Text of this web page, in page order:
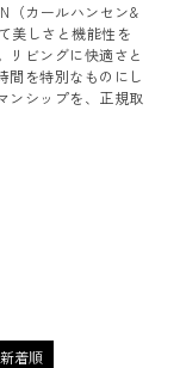
（カールハンセン&
美しさと機能性を
リビングに快適さと
間を特別なものにし
ンシップを、正規取
新着順